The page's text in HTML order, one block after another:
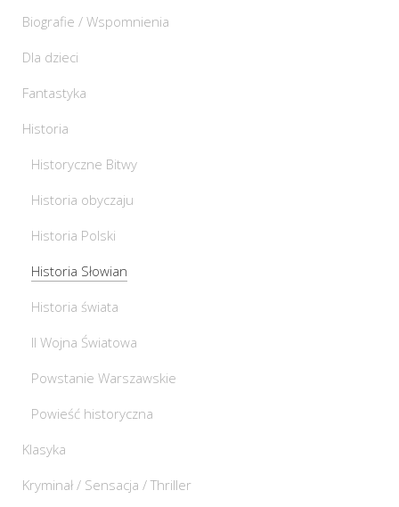
Biografie / Wspomnienia
Dla dzieci
Fantastyka
Historia
Historyczne Bitwy
Historia obyczaju
Historia Polski
Historia Słowian
Historia świata
II Wojna Światowa
Powstanie Warszawskie
Powieść historyczna
Klasyka
Kryminał / Sensacja / Thriller